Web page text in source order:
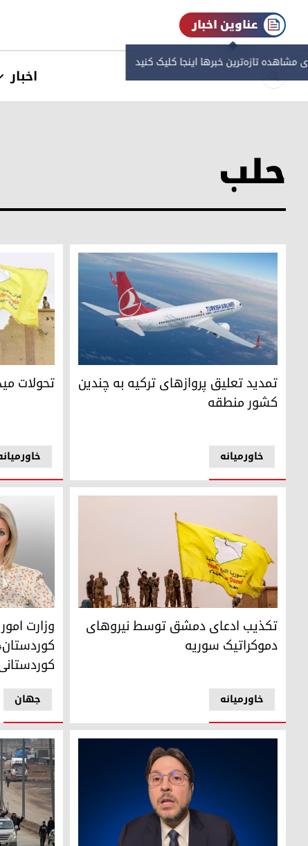
عناوین اخبار
مشاهده‌ تازه‌ترین خبرها اینجا کلیک کنید
اخبار
حلب
تمدید تعلیق پروازهای ترکیه به چندین کشور منطقه
خاورمیانه
تمدید تعلیق پروازهای ترکیه به چندین
کشور منطقه
تحولات
تحولات
تکذیب ادعای دمشق توسط نیروهای دموکراتیک سوریه
خاورمیانه
تکذیب ادعای دمشق توسط نیروهای
دموکراتیک سوریه
ماریا
جهان
وزارت